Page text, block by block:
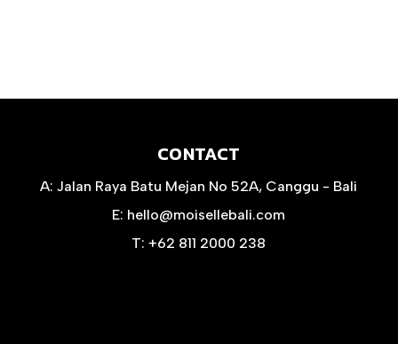
CONTACT
A:Jalan Raya Batu Mejan No 52A, Canggu - Bali
E: hello@moisellebali.com
T:+62 811 2000 238